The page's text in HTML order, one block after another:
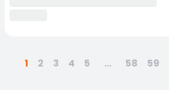
1 2 3 4 5 ... 58 59